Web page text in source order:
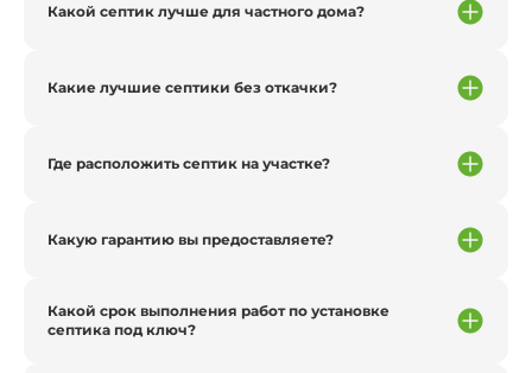
Какой септик лучше для частного дома?
Какие лучшие септики без откачки?
Где расположить септик на участке?
Какую гарантию вы предоставляете?
Какой срок выполнения работ по установке
септика под ключ?